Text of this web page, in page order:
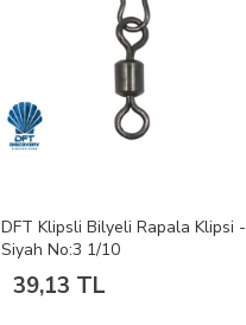
DFT Klipsli Bilyeli Rapala Klipsi -
Siyah No:1 1/10
64,50 TL